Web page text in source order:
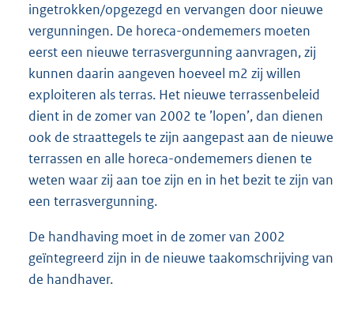
ingetrokken/opgezegd en vervangen door nieuwe
vergunningen. De horeca-ondememers moeten
eerst een nieuwe terrasvergunning aanvragen, zij
kunnen daarin aangeven hoeveel m2 zij willen
exploiteren als terras. Het nieuwe terrassenbeleid
dient in de zomer van 2002 te ’lopen’, dan dienen
ook de straattegels te zijn aangepast aan de nieuwe
terrassen en alle horeca-ondememers dienen te
weten waar zij aan toe zijn en in het bezit te zijn van
een terrasvergunning.
De handhaving moet in de zomer van 2002
geïntegreerd zijn in de nieuwe taakomschrijving van
de handhaver.